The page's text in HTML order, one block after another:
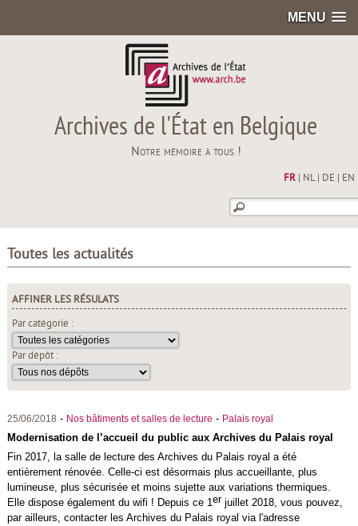
MENU
Archives de l'État en Belgique
Notre mémoire à tous !
FR| NL| DE EN
Toutes les actualités
AFFINER LES RÉSULATS
Par catégorie :
Par dépôt :
25/06/2018 - Nos bâtiments et salles de lecture - Palais royal
Modernisation de l’accueil du public aux Archives du Palais royal
Fin 2017, la salle de lecture des Archives du Palais royal a été
entièrement rénovée. Celle-ci est désormais plus accueillante, plus
lumineuse, plus sécurisée et moins sujette aux variations thermiques.
Elle dispose également du wifi ! Depuis ce 1er juillet 2018, vous pouvez,
par ailleurs, contacter les Archives du Palais royal via l'adresse